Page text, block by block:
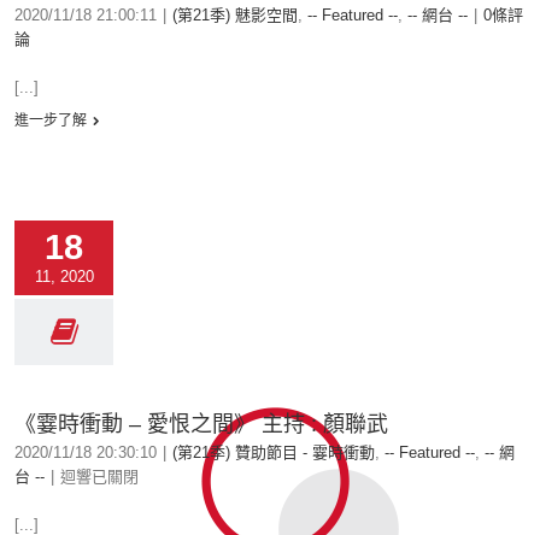
2020/11/18 21:00:11 (第21季) 魅影空間 , -- Featured --, -- 網台 --
0條評
論
[...]
進一步了解
18
11, 2020
《霎時衝動 – 愛恨之間》 主持 : 顏聯武
2020/11/18 20:30:10 (第21季) 贊助節目 - 霎時衝動, -- Featured --, -- 網
台 --
迴響已關閉
[...]